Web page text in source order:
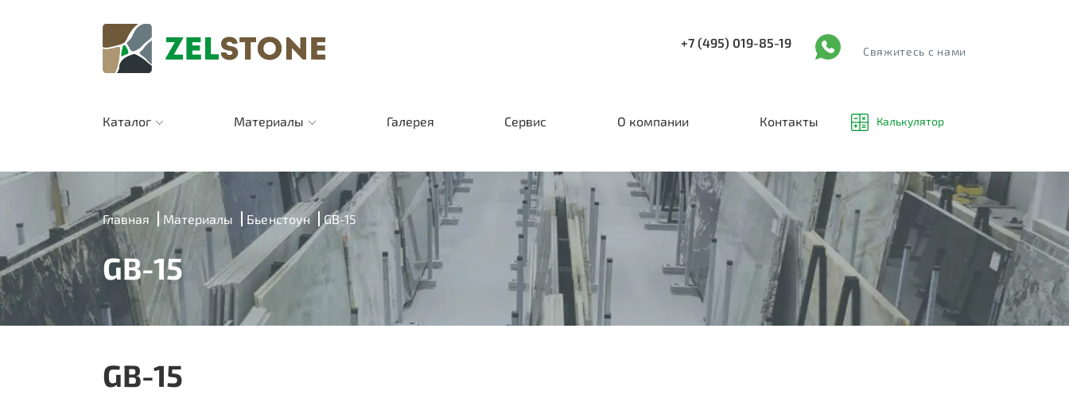
+7 (495) 019-85-19
Cвяжитесь с нами
Каталог Материалы Галерея Сервис О компании Контакты Калькулятор
Главная Материалы Бьенстоун GB-15
GB-15
GB-15